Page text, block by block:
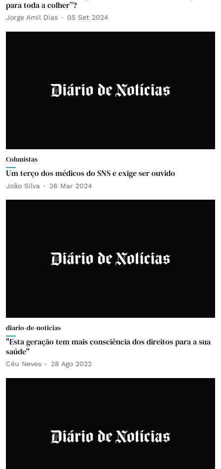
para toda a colher”?
Jorge Amil Dias 05 Set 2024
Colunistas
Um terço dos médicos do SNS e exige ser ouvido
João Silva 26 Mar 2024
diario-de-noticias
"Esta geração tem mais consciência dos direitos para a sua
saúde"
Céu Neves 28 Ago 2022